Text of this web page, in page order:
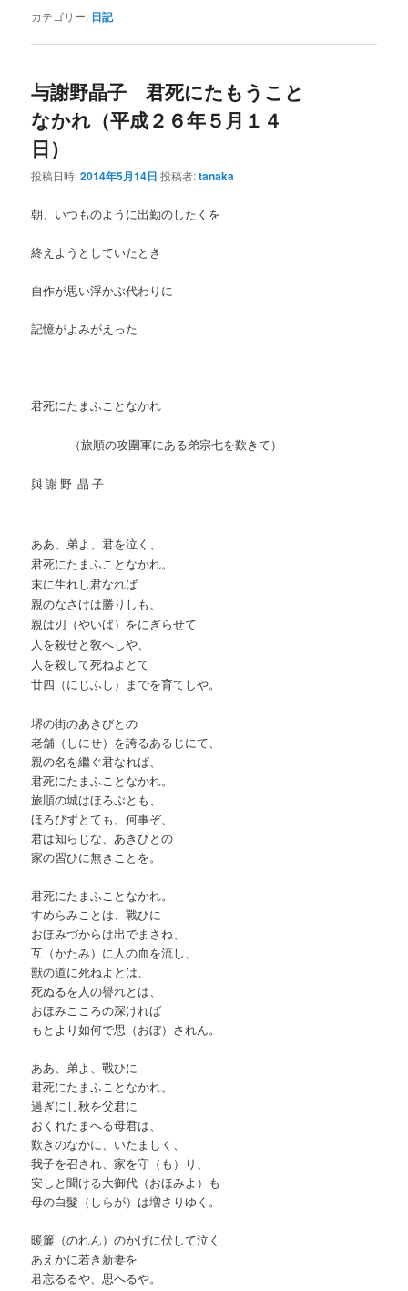
カテゴリー: 日記
与謝野晶子 君死にたもうこと
なかれ（平成２６年５月１４
日）
投稿日時:2014年5月14日 投稿者:tanaka
朝、いつものように出勤のしたくを
終えようとしていたとき
自作が思い浮かぶ代わりに
記憶がよみがえった
君死にたまふことなかれ
（旅順の攻圍軍にある弟宗七を歎きて）
與 謝 野 晶 子
ああ、弟よ、君を泣く、
君死にたまふことなかれ。
末に生れし君なれば
親のなさけは勝りしも、
親は刃（やいば）をにぎらせて
人を殺せと敎へしや、
人を殺して死ねよとて
廿四（にじふし）までを育てしや。
堺の街のあきびとの
老舗（しにせ）を誇るあるじにて、
親の名を繼ぐ君なれば、
君死にたまふことなかれ。
旅順の城はほろぶとも、
ほろびずとても、何事ぞ、
君は知らじな、あきびとの
家の習ひに無きことを。
君死にたまふことなかれ。
すめらみことは、戰ひに
おほみづからは出でまさね、
互（かたみ）に人の血を流し、
獸の道に死ねよとは、
死ぬるを人の譽れとは、
おほみこころの深ければ
もとより如何で思（おぼ）されん。
ああ、弟よ、戰ひに
君死にたまふことなかれ。
過ぎにし秋を父君に
おくれたまへる母君は、
歎きのなかに、いたましく、
我子を召され、家を守（も）り、
安しと聞ける大御代（おほみよ）も
母の白髮（しらが）は増さりゆく。
暖簾（のれん）のかげに伏して泣く
あえかに若き新妻を
君忘るるや、思へるや。